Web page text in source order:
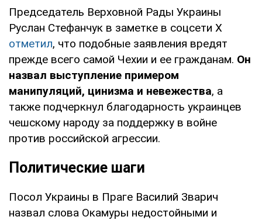
Председатель Верховной Рады Украины
Руслан Стефанчук в заметке в соцсети X
отметил, что подобные заявления вредят
прежде всего самой Чехии и ее гражданам. Он
назвал выступление примером
манипуляций, цинизма и невежества, а
также подчеркнул благодарность украинцев
чешскому народу за поддержку в войне
против российской агрессии.
Политические шаги
Посол Украины в Праге Василий Зварич
назвал слова Окамуры недостойными и